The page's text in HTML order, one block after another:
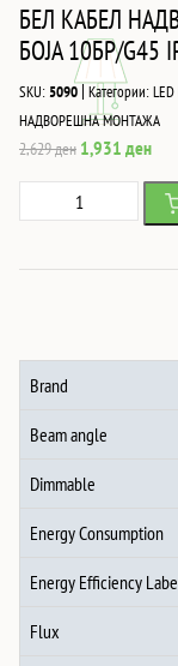
БЕЛ КАБЕЛ
БОЈА 10БР/G45
SKU:5090|Категории:
НАДВОРЕШНА МОНТАЖА
2,629ден Original
was:
2,629 ден.
1,931 ден
КАБЕЛ
ВО
БОЈА
10БР/G45
8M
Brand
Beam angle
Dimmable
Energy Consumption
Energy Efficiency
Flux